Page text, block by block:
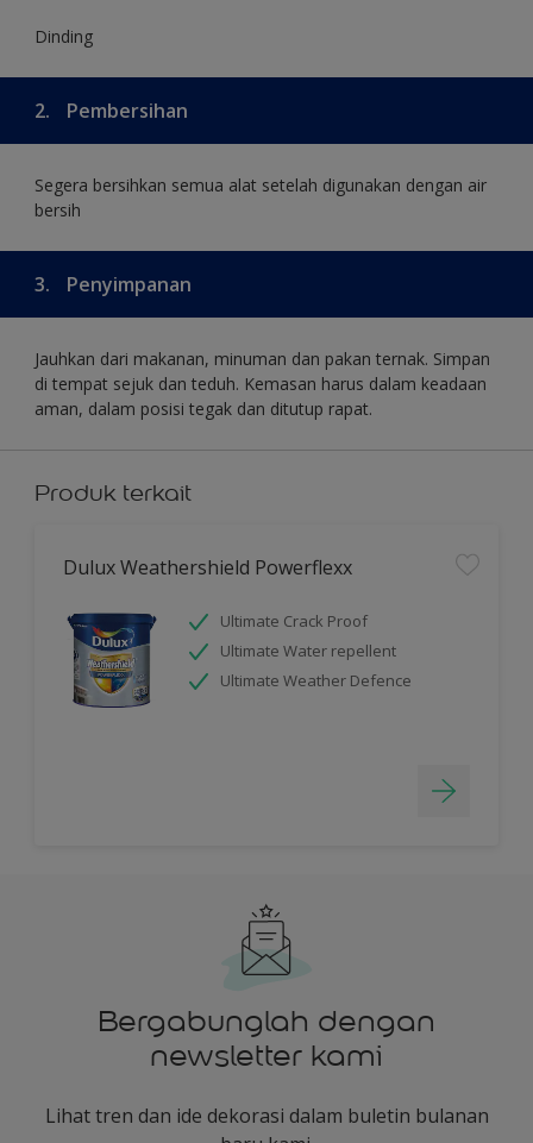
Dinding
2. Pembersihan
Segera bersihkan semua alat setelah digunakan dengan air
bersih
3. Penyimpanan
Jauhkan dari makanan, minuman dan pakan ternak. Simpan
di tempat sejuk dan teduh. Kemasan harus dalam keadaan
aman, dalam posisi tegak dan ditutup rapat.
Produk terkait
Dulux Weathershield Powerflexx
Ultimate Crack Proof
Ultimate Water repellent
Ultimate Weather Defence
Bergabunglah dengan
newsletter kami
Lihat tren dan ide dekorasi dalam buletin bulanan